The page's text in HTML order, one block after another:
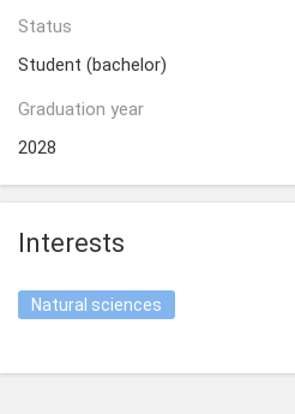
Status
Student (bachelor)
Graduation year
2028
Interests
Natural sciences